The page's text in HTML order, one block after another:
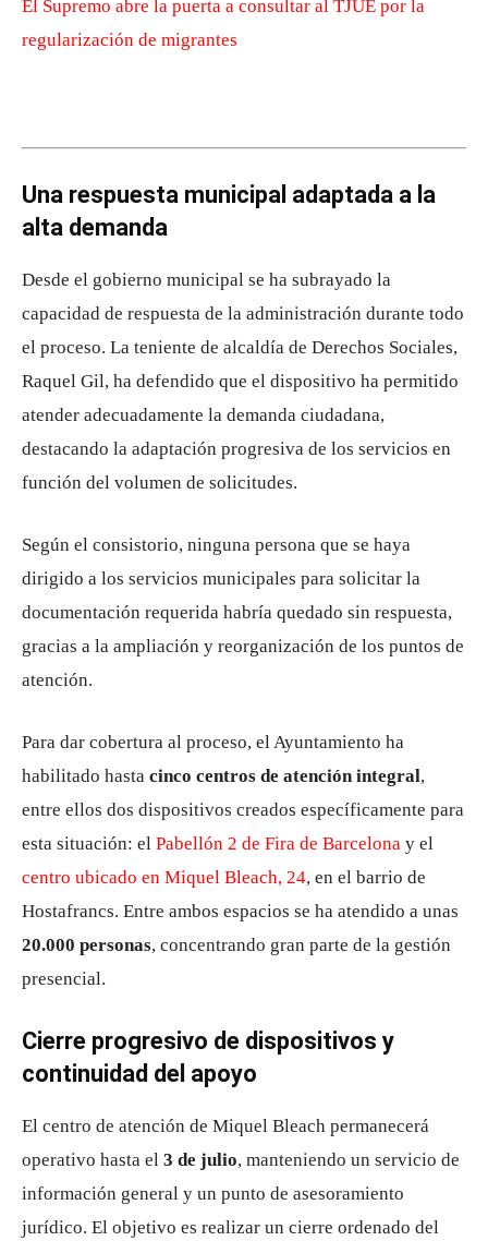
El Supremo abre la puerta a consultar al TJUE por la
regularización de migrantes
Una respuesta municipal adaptada a la
alta demanda
Desde el gobierno municipal se ha subrayado la
capacidad de respuesta de la administración durante todo
el proceso. La teniente de alcaldía de Derechos Sociales,
Raquel Gil, ha defendido que el dispositivo ha permitido
atender adecuadamente la demanda ciudadana,
destacando la adaptación progresiva de los servicios en
función del volumen de solicitudes.
Según el consistorio, ninguna persona que se haya
dirigido a los servicios municipales para solicitar la
documentación requerida habría quedado sin respuesta,
gracias a la ampliación y reorganización de los puntos de
atención.
Para dar cobertura al proceso, el Ayuntamiento ha
habilitado hasta cinco centros de atención integral,
entre ellos dos dispositivos creados específicamente para
esta situación: el Pabellón 2 de Fira de Barcelona y el
centro ubicado en Miquel Bleach, 24, en el barrio de
Hostafrancs. Entre ambos espacios se ha atendido a unas
20.000 personas, concentrando gran parte de la gestión
presencial.
Cierre progresivo de dispositivos y
continuidad del apoyo
El centro de atención de Miquel Bleach permanecerá
operativo hasta el 3 de julio, manteniendo un servicio de
información general y un punto de asesoramiento
jurídico. El objetivo es realizar un cierre ordenado del